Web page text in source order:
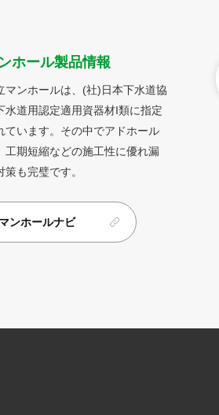
ホール製品情報
マンホールは、(社)日本下水道協
水道用認定適用資器材I類に指定
ています。その中でアドホール
工期短縮などの施工性に優れ漏
策も完璧です。
マンホールナビ